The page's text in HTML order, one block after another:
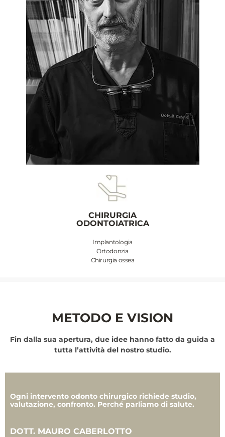
CHIRURGIA
ODONTOIATRICA
Implantologia
Ortodonzia
Chirurgia ossea​
METODO E VISION
Fin dalla sua apertura, due idee hanno fatto da guida a
tutta l’attività del nostro studio.
Ogni intervento odonto chirurgico richiede studio,
valutazione, confronto. Perché parliamo di salute.
DOTT. MAURO CABERLOTTO